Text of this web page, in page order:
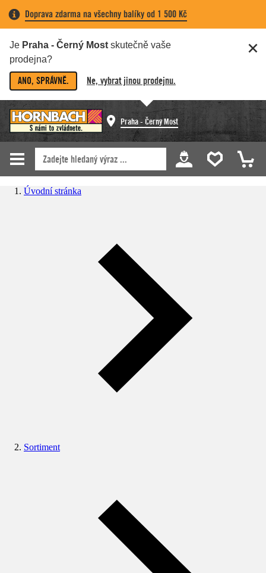
Doprava zdarma na všechny balíky od 1 500 Kč
Je Praha - Černý Most skutečně vaše
prodejna?
ANO, SPRÁVNĚ. Ne, vybrat jinou prodejnu.
Praha - Černý Most
Úvodní stránka
Sortiment